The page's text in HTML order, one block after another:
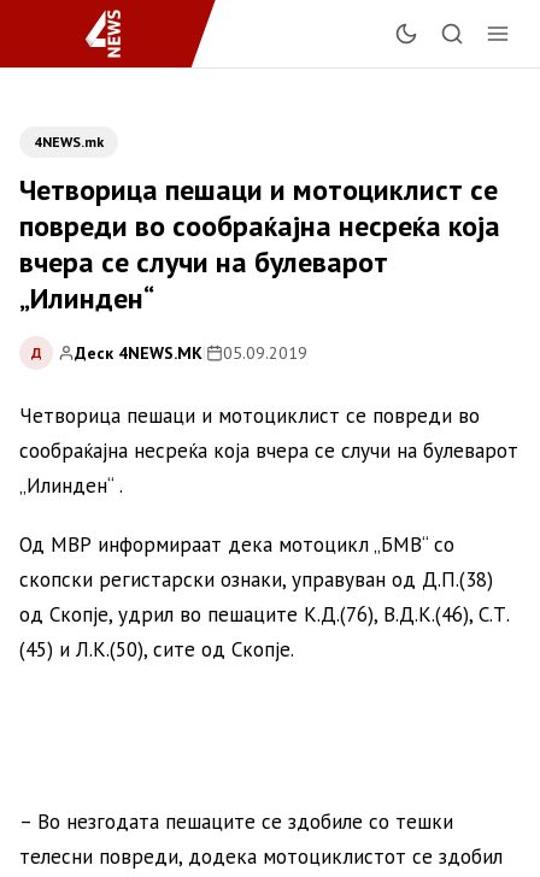
4NEWS.mk
Четворица пешаци и мотоциклист се
повреди во сообраќајна несреќа која
вчера се случи на булеварот
„Илинден“
Д Деск 4NEWS.MK| 05.09.2019
Четворица пешаци и мотоциклист се повреди во
сообраќајна несреќа која вчера се случи на булеварот
„Илинден“ .
Од МВР информираат дека мотоцикл „БМВ“ со
скопски регистарски ознаки, управуван од Д.П.(38)
од Скопје, удрил во пешаците К.Д.(76), В.Д.К.(46), С.Т.
(45) и Л.К.(50), сите од Скопје.
– Во незгодата пешаците се здобиле со тешки
телесни повреди, додека мотоциклистот се здобил